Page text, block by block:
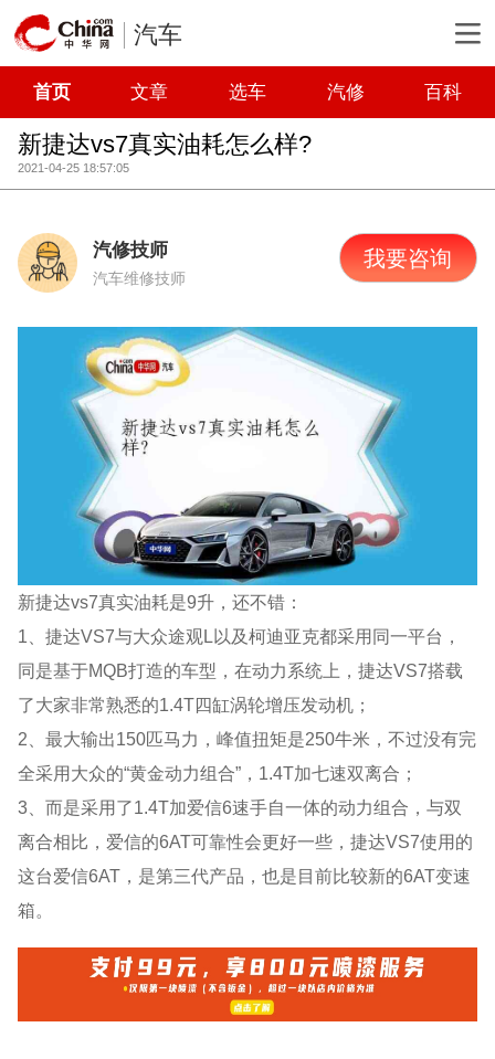
汽车
首页 文章 选车 汽修 百科
新捷达vs7真实油耗怎么样?
2021-04-25 18:57:05
汽修技师
汽车维修技师
我要咨询
新捷达vs7真实油耗是9升，还不错：
1、捷达VS7与大众途观L以及柯迪亚克都采用同一平台，
同是基于MQB打造的车型，在动力系统上，捷达VS7搭载
了大家非常熟悉的1.4T四缸涡轮增压发动机；
2、最大输出150匹马力，峰值扭矩是250牛米，不过没有完
全采用大众的“黄金动力组合”，1.4T加七速双离合；
3、而是采用了1.4T加爱信6速手自一体的动力组合，与双
离合相比，爱信的6AT可靠性会更好一些，捷达VS7使用的
这台爱信6AT，是第三代产品，也是目前比较新的6AT变速
箱。